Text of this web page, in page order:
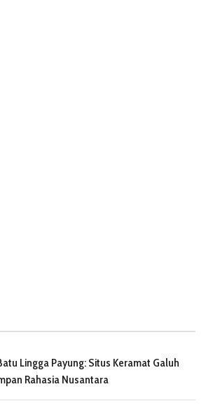
Lingga Payung: Situs Keramat Galuh
Rahasia Nusantara